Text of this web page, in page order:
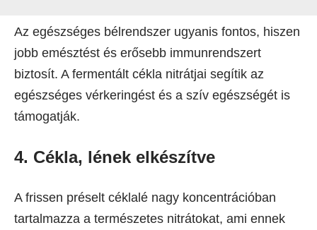
Az egészséges bélrendszer ugyanis fontos, hiszen
jobb emésztést és erősebb immunrendszert
biztosít. A fermentált cékla nitrátjai segítik az
egészséges vérkeringést és a szív egészségét is
támogatják.
4. Cékla, lének elkészítve
A frissen préselt céklalé nagy koncentrációban
tartalmazza a természetes nitrátokat, ami ennek